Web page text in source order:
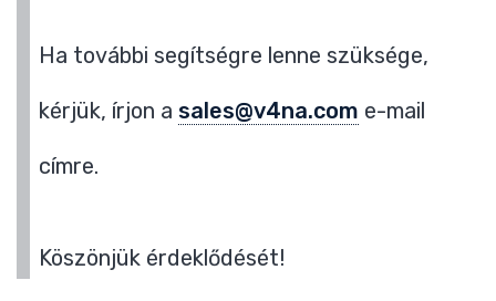
Ha további segítségre lenne szüksége,
kérjük, írjon a sales@v4na.com e-mail
címre.
Köszönjük érdeklődését!